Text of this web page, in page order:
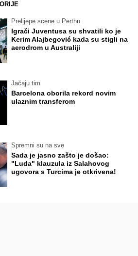
Prelijepe scene u Perthu
Igrači Juventusa su shvatili ko je
Kerim Alajbegović kada su stigli na
aerodrom u Australiji
Jačaju tim
Barcelona oborila rekord novim
ulaznim transferom
Spremni su na sve
Sada je jasno zašto je došao:
"Luda" klauzula iz Salahovog
ugovora s Turcima je otkrivena!